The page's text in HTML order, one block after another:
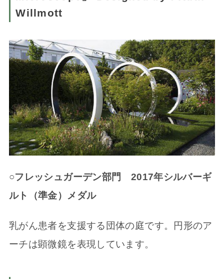
Willmott
○フレッシュガーデン部門 2017年シルバーギ
ルト（準金）メダル
乳がん患者を支援する団体の庭です。円形のア
ーチは顕微鏡を表現しています。